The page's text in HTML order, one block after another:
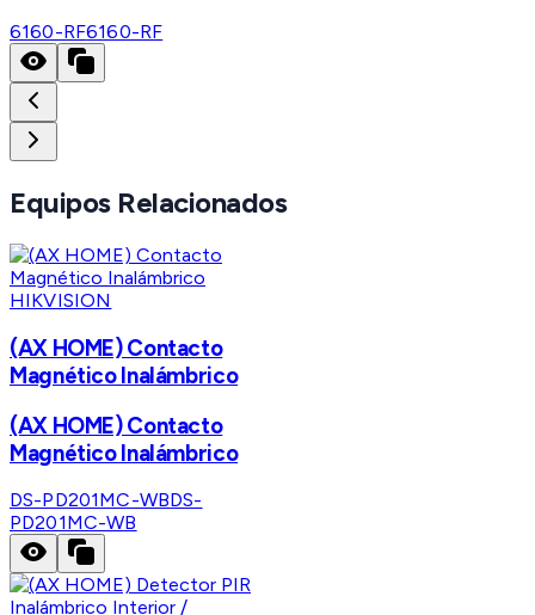
6160-RF6160-RF
Equipos Relacionados
HIKVISION
(AX HOME) Contacto
Magnético Inalámbrico
(AX HOME) Contacto
Magnético Inalámbrico
DS-PD201MC-WBDS-
PD201MC-WB